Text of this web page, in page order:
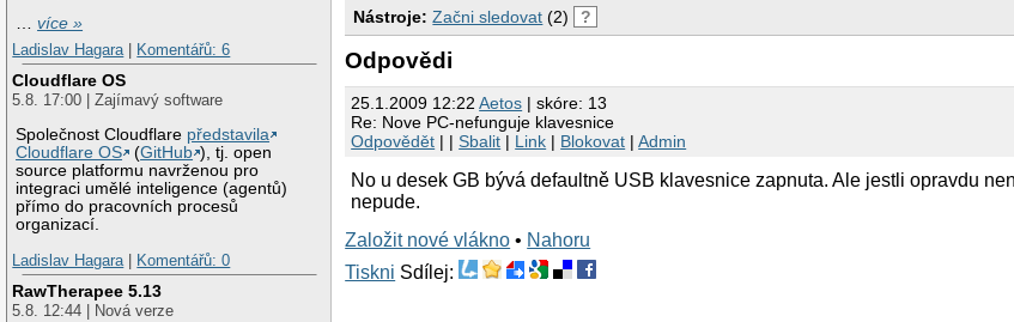
…více »
Ladislav Hagara
Komentářů: 6
Cloudflare OS
5.8. 17:00 | Zajímavý software
Společnost Cloudflare představila
Cloudflare OS
(GitHub ), tj. open
source platformu navrženou pro
integraci umělé inteligence (agentů)
přímo do pracovních procesů
organizací.
Ladislav Hagara
Komentářů: 0
RawTherapee 5.13
5.8. 12:44 | Nová verze
Nástroje: Začni sledovat (2) ?
Odpovědi
25.1.2009 12:22Aetos | skóre: 13
Re: Nove PC-nefunguje klavesnice
Odpovědět | |Sbalit | Link | Blokovat |Admin
No u desek GB bývá defaultně USB klavesnice zapnuta. Ale jestli opravdu
nepude.
Založit nové vlákno • Nahoru
Tiskni Sdílej: